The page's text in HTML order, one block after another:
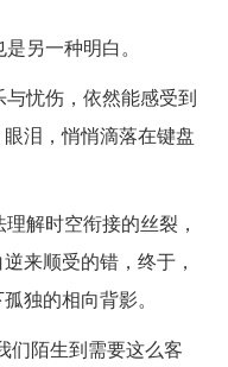
另一种明白。
忧伤，依然能感受到
泪，悄悄滴落在键盘
解时空衔接的丝裂，
来顺受的错，终于，
独的相向背影。
们陌生到需要这么客